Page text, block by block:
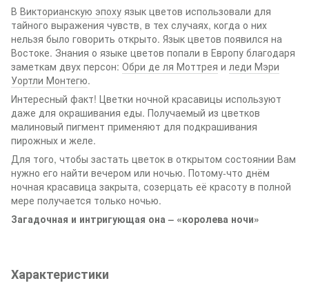
В Викторианскую эпоху язык цветов использовали для
тайного выражения чувств, в тех случаях, когда о них
нельзя было говорить открыто. Язык цветов появился на
Востоке. Знания о языке цветов попали в Европу благодаря
заметкам двух персон: Обри де ля Моттрея и леди Мэри
Уортли Монтегю.
Интересный факт! Цветки ночной красавицы используют
даже для окрашивания еды. Получаемый из цветков
малиновый пигмент применяют для подкрашивания
пирожных и желе.
Для того, чтобы застать цветок в открытом состоянии Вам
нужно его найти вечером или ночью. Потому-что днём
ночная красавица закрыта, созерцать её красоту в полной
мере получается только ночью.
Загадочная и интригующая она – «королева ночи»
Характеристики